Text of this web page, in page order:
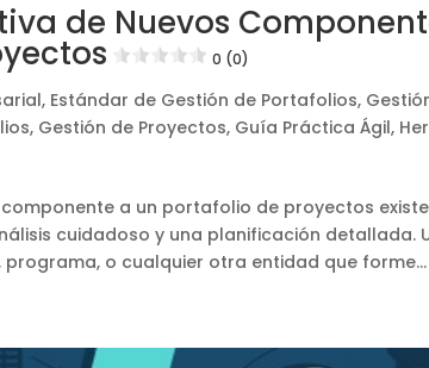
de Nuevos
0 (0)
, Estándar de Gestión de Portafolios,
, Gestión de Proyectos, Guía Práctica Ágil,
a un portafolio de proyectos
cuidadoso y una planificación detallada.
o cualquier otra entidad que forme...